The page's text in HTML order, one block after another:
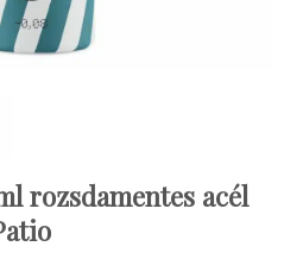
rozsdamentes acél